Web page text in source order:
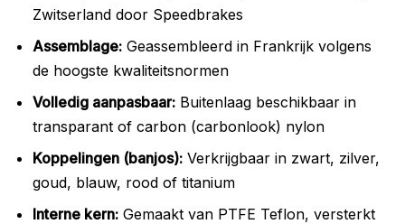
Zwitserland door Speedbrakes
Assemblage:Geassembleerd in Frankrijk volgens
de hoogste kwaliteitsnormen
Volledig aanpasbaar:Buitenlaag beschikbaar in
transparant of carbon (carbonlook) nylon
Koppelingen (banjos):Verkrijgbaar in zwart, zilver,
goud, blauw, rood of titanium
Interne kern:Gemaakt van PTFE Teflon, versterkt